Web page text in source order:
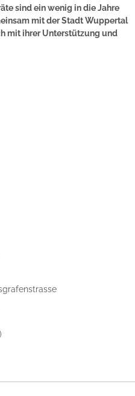
sind ein wenig in die Jahre
mit der Stadt Wuppertal
mit ihrer Unterstützung und